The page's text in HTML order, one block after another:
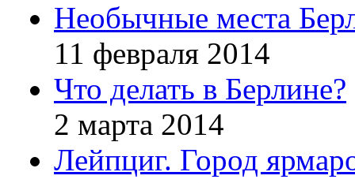
Необычные места
11 февраля 2014
Что делать в Берлине?
2 марта 2014
Лейпциг. Город